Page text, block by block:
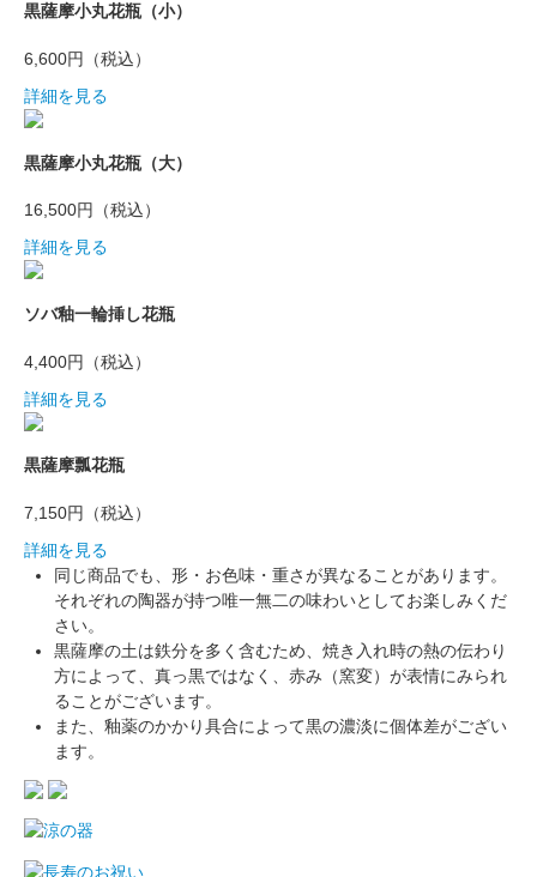
黒薩摩小丸花瓶（小）
6,600円（税込）
詳細を見る
黒薩摩小丸花瓶（大）
16,500円（税込）
詳細を見る
ソバ釉一輪挿し花瓶
4,400円（税込）
詳細を見る
黒薩摩瓢花瓶
7,150円（税込）
詳細を見る
同じ商品でも、形・お色味・重さが異なることがあります。
それぞれの陶器が持つ唯一無二の味わいとしてお楽しみくだ
さい。
黒薩摩の土は鉄分を多く含むため、焼き入れ時の熱の伝わり
方によって、真っ黒ではなく、赤み（窯変）が表情にみられ
ることがございます。
また、釉薬のかかり具合によって黒の濃淡に個体差がござい
ます。